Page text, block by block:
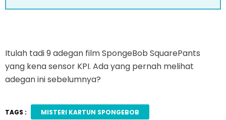
Itulah tadi 9 adegan film SpongeBob SquarePants
yang kena sensor KPI. Ada yang pernah melihat
adegan ini sebelumnya?
TAGS : MISTERI KARTUN SPONGEBOB